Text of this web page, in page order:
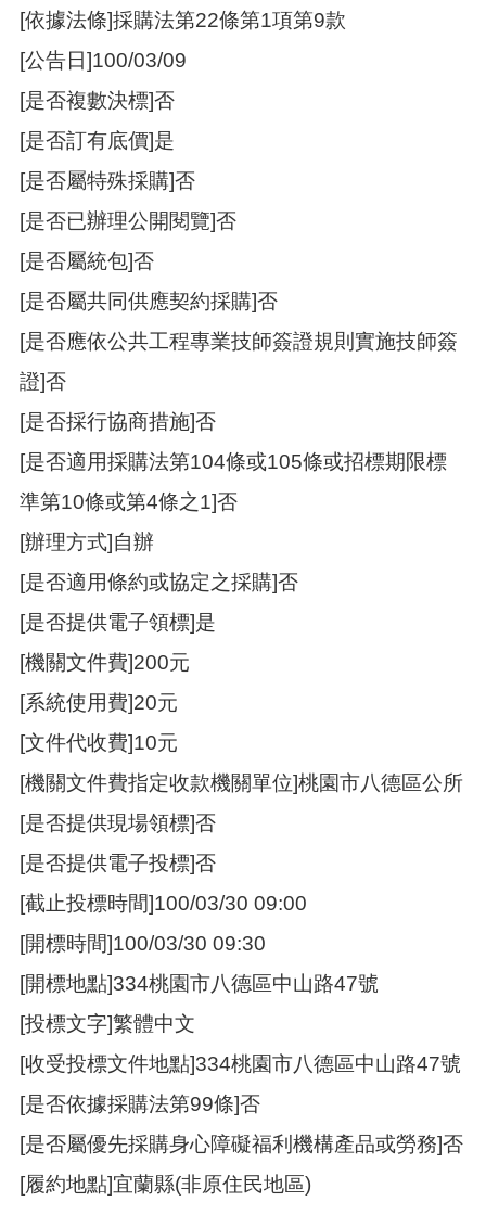
專
回
首
頁
網
導
覽
市
政
信
見
題
桃
園
市
政
隱
私
權
政
策
政
網
站
資
料
開
放
告
網
站
安
全
政
策
[依據法條]採購法第22條第1項第9款
[公告日]100/03/09
[是否複數決標]否
[是否訂有底價]是
[是否屬特殊採購]否
[是否已辦理公開閱覽]否
[是否屬統包]否
[是否屬共同供應契約採購]否
[是否應依公共工程專業技師簽證規則實施技師簽
證]否
[是否採行協商措施]否
[是否適用採購法第104條或105條或招標期限標
準第10條或第4條之1]否
[辦理方式]自辦
[是否適用條約或協定之採購]否
[是否提供電子領標]是
[機關文件費]200元
[系統使用費]20元
[文件代收費]10元
[機關文件費指定收款機關單位]桃園市八德區公所
[是否提供現場領標]否
[是否提供電子投標]否
[截止投標時間]100/03/30 09:00
[開標時間]100/03/30 09:30
[開標地點]334桃園市八德區中山路47號
[投標文字]繁體中文
[收受投標文件地點]334桃園市八德區中山路47號
[是否依據採購法第99條]否
[是否屬優先採購身心障礙福利機構產品或勞務]否
[履約地點]宜蘭縣(非原住民地區)